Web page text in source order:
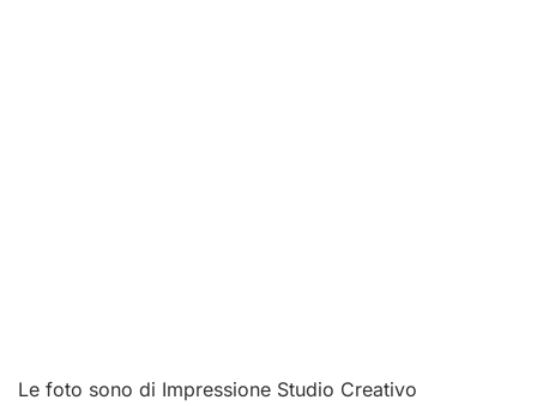
Le foto sono di Impressione Studio Creativo